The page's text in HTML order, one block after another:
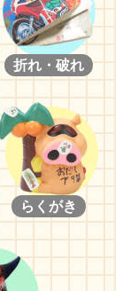
折れ・破れ
らくがき